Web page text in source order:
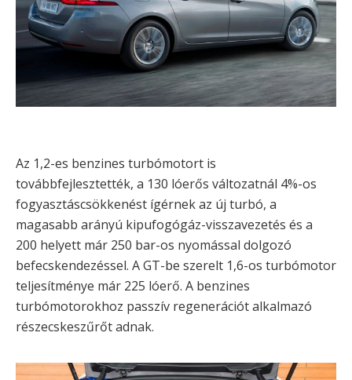
Az 1,2-es benzines turbómotort is
továbbfejlesztették, a 130 lóerős változatnál 4%-os
fogyasztáscsökkenést ígérnek az új turbó, a
magasabb arányú kipufogógáz-visszavezetés és a
200 helyett már 250 bar-os nyomással dolgozó
befecskendezéssel. A GT-be szerelt 1,6-os turbómotor
teljesítménye már 225 lóerő. A benzines
turbómotorokhoz passzív regenerációt alkalmazó
részecskeszűrőt adnak.